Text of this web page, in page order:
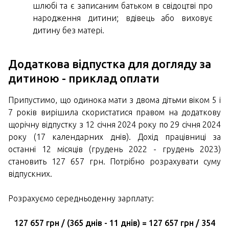
шлюбі та є записаним батьком в свідоцтві про
народження дитини; вдівець або виховує
дитину без матері.
Додаткова відпустка для догляду за
дитиною - приклад оплати
Припустимо, що одинока мати з двома дітьми віком 5 і
7 років вирішила скористатися правом на додаткову
щорічну відпустку з 12 січня 2024 року по 29 січня 2024
року (17 календарних днів). Дохід працівниці за
останні 12 місяців (грудень 2022 - грудень 2023)
становить 127 657 грн. Потрібно розрахувати суму
відпускних.
Розрахуємо середньоденну зарплату:
127 657 грн / (365 днів - 11 днів) = 127 657 грн / 354